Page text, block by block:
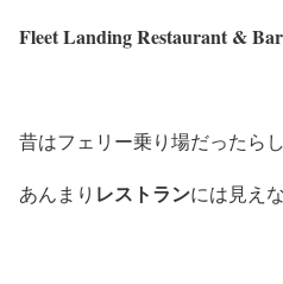
Fleet Landing Restaurant & Bar
昔はフェリー乗り場だったら
あんまり レストランには見え